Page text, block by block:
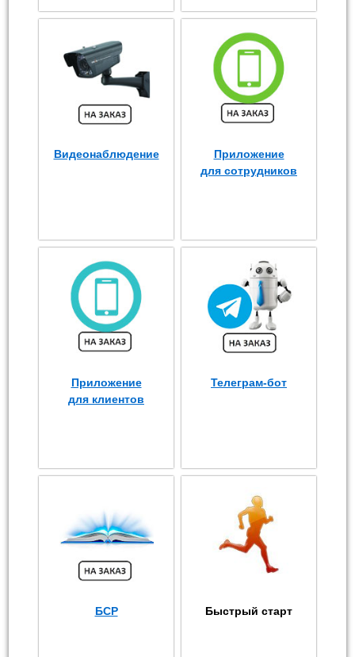
Видеонаблюдение
Приложение
для сотрудников
Приложение
для клиентов
Телеграм-бот
БСР Быстрый старт